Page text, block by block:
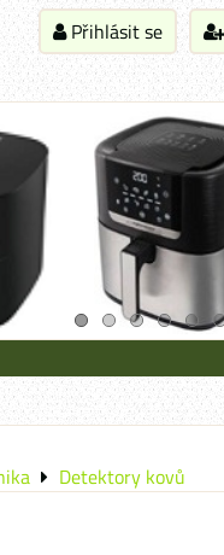
Přihlásit se
Detektory kovů